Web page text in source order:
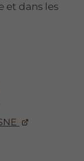
et dans les